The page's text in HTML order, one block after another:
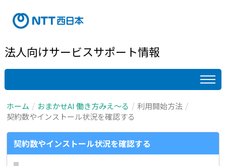
法人向けサービスサポート情報
ホーム おまかせAI 働き方みえ～る
利用開始方法
契約数やインストール状況を確認する
契約数やインストール状況を確認する